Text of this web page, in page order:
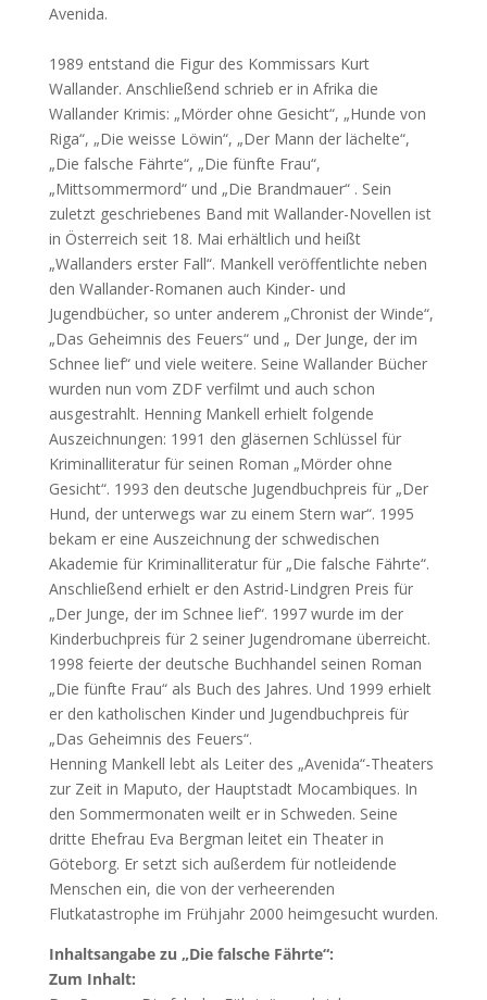
Avenida.
1989 entstand die Figur des Kommissars Kurt
Wallander. Anschließend schrieb er in Afrika die
Wallander Krimis: „Mörder ohne Gesicht“, „Hunde von
Riga“, „Die weisse Löwin“, „Der Mann der lächelte“,
„Die falsche Fährte“, „Die fünfte Frau“,
„Mittsommermord“ und „Die Brandmauer“ . Sein
zuletzt geschriebenes Band mit Wallander-Novellen ist
in Österreich seit 18. Mai erhältlich und heißt
„Wallanders erster Fall“. Mankell veröffentlichte neben
den Wallander-Romanen auch Kinder- und
Jugendbücher, so unter anderem „Chronist der Winde“,
„Das Geheimnis des Feuers“ und „ Der Junge, der im
Schnee lief“ und viele weitere. Seine Wallander Bücher
wurden nun vom ZDF verfilmt und auch schon
ausgestrahlt. Henning Mankell erhielt folgende
Auszeichnungen: 1991 den gläsernen Schlüssel für
Kriminalliteratur für seinen Roman „Mörder ohne
Gesicht“. 1993 den deutsche Jugendbuchpreis für „Der
Hund, der unterwegs war zu einem Stern war“. 1995
bekam er eine Auszeichnung der schwedischen
Akademie für Kriminalliteratur für „Die falsche Fährte“.
Anschließend erhielt er den Astrid-Lindgren Preis für
„Der Junge, der im Schnee lief“. 1997 wurde im der
Kinderbuchpreis für 2 seiner Jugendromane überreicht.
1998 feierte der deutsche Buchhandel seinen Roman
„Die fünfte Frau“ als Buch des Jahres. Und 1999 erhielt
er den katholischen Kinder und Jugendbuchpreis für
„Das Geheimnis des Feuers“.
Henning Mankell lebt als Leiter des „Avenida“-Theaters
zur Zeit in Maputo, der Hauptstadt Mocambiques. In
den Sommermonaten weilt er in Schweden. Seine
dritte Ehefrau Eva Bergman leitet ein Theater in
Göteborg. Er setzt sich außerdem für notleidende
Menschen ein, die von der verheerenden
Flutkatastrophe im Frühjahr 2000 heimgesucht wurden.
Inhaltsangabe zu „Die falsche Fährte“:
Zum Inhalt: